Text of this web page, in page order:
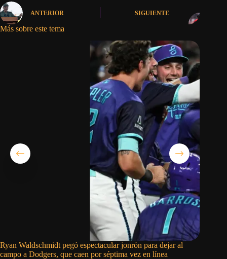
ANTERIOR SIGUIENTE
Más sobre este tema
Ryan Waldschmidt pegó espectacular jonrón para dejar al
campo a Dodgers, que caen por séptima vez en línea